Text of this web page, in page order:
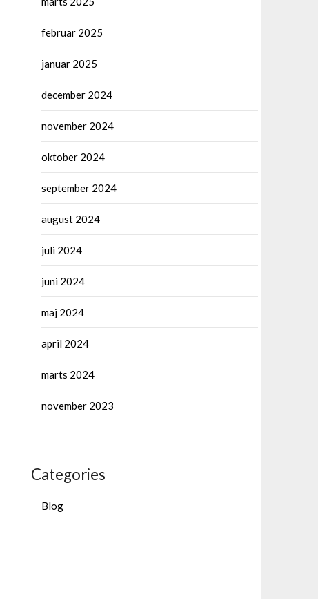
februar 2025
januar 2025
december 2024
november 2024
oktober 2024
september 2024
august 2024
juli 2024
juni 2024
maj 2024
april 2024
marts 2024
november 2023
Categories
Blog